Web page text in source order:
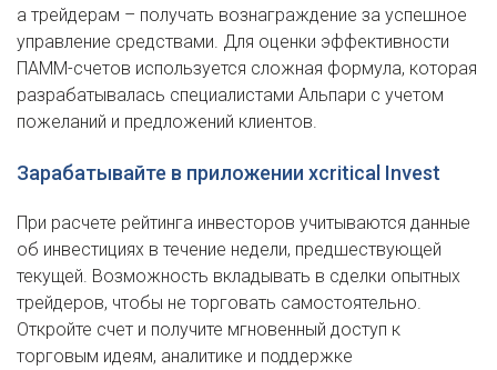
а трейдерам – получать вознаграждение за успешное
управление средствами. Для оценки эффективности
ПАММ-счетов используется сложная формула, которая
разрабатывалась специалистами Альпари с учетом
пожеланий и предложений клиентов.
Зарабатывайте в приложении xcritical Invest
При расчете рейтинга инвесторов учитываются данные
об инвестициях в течение недели, предшествующей
текущей. Возможность вкладывать в сделки опытных
трейдеров, чтобы не торговать самостоятельно.
Откройте счет и получите мгновенный доступ к
торговым идеям, аналитике и поддержке